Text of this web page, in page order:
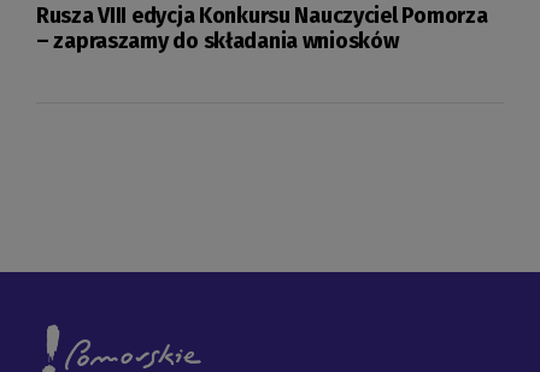
Rusza VIII edycja Konkursu Nauczyciel Pomorza
– zapraszamy do składania wniosków